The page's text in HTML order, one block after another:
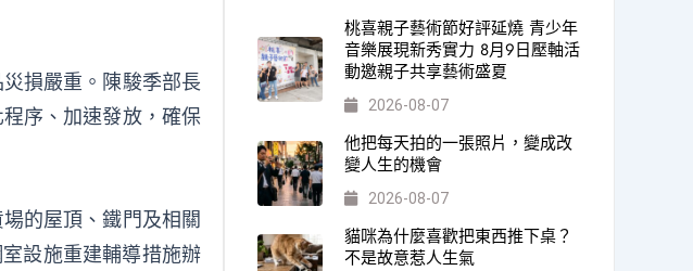
損嚴重。陳駿季部長
序、加速發放，確保
的屋頂、鐵門及相關
設施重建輔導措施辦
桃喜親子藝術節好評延燒 青少年
音樂展現新秀實力 8月9日壓軸活
動邀親子共享藝術盛夏
2026-08-07
他把每天拍的一張照片，變成改
變人生的機會
2026-08-07
貓咪為什麼喜歡把東西推下桌？
不是故意惹人生氣